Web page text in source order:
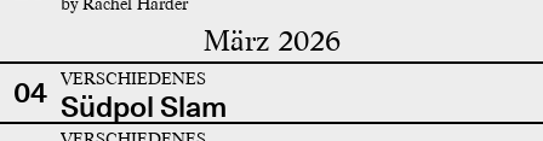
März 2026
04 VERSCHIEDENES
Südpol Slam